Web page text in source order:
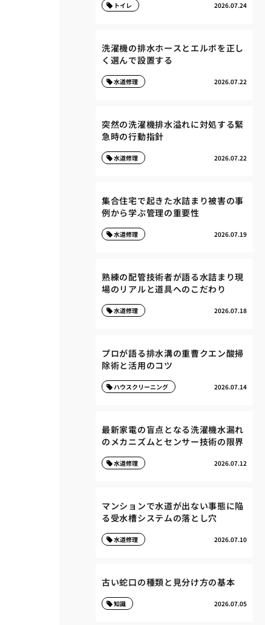
2026.07.24
トイレ
洗濯機の排水ホースとエルボを正し
く選んで設置する
2026.07.22
水道修理
突然の洗濯機排水溢れに対処する緊
急時の行動指針
2026.07.22
水道修理
集合住宅で起きた水詰まり被害の事
例から学ぶ管理の重要性
2026.07.19
水道修理
熟練の配管技術者が語る水詰まり現
場のリアルと道具へのこだわり
2026.07.18
水道修理
プロが語る排水溝の重曹クエン酸掃
除術と活用のコツ
2026.07.14
ハウスクリーニング
最新家電の盲点となる洗濯機水漏れ
のメカニズムとセンサー技術の限界
2026.07.12
水道修理
マンションで水道が出ない事態に陥
る受水槽システムの落とし穴
2026.07.10
水道修理
古い蛇口の種類と見分け方の基本
2026.07.05
知識